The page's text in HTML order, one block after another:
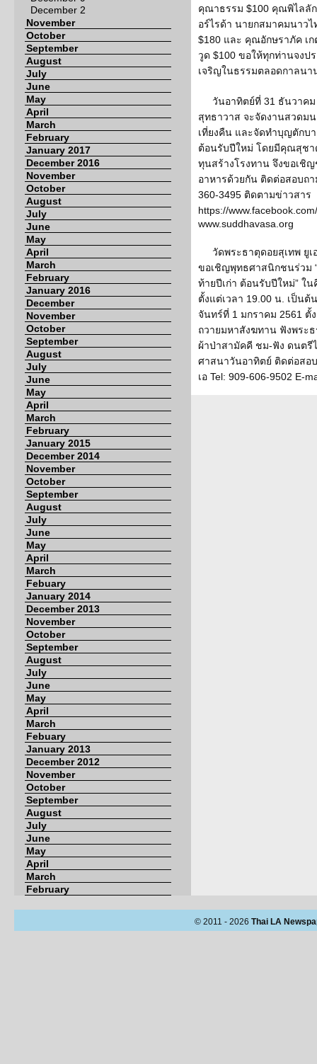
December 2
November
October
September
August
July
June
May
April
March
February
January 2017
December 2016
November
October
August
July
June
May
April
March
February
January 2016
December
November
October
September
August
July
June
May
April
March
February
January 2015
December 2014
November
October
September
August
July
June
May
April
March
Febuary
January 2014
December 2013
November
October
September
August
July
June
May
April
March
Febuary
January 2013
December 2012
November
October
September
August
July
June
May
April
March
February
คุณาธรรม $100 คุณพิไลลั
อร์ไรด้า นายกสมาคมนาว
$180 และ คุณอักษราภัค เก
วูด $100 ขอให้ทุกท่านจง
เจริญในธรรมตลอดกาลนา
วันอาทิตย์ที่ 31 ธันวาค
สุทธาวาส จะจัดงานสวดม
เที่ยงคืน และจัดทำบุญตักบ
ต้อนรับปีใหม่ โดยมีคุณสุชา
ทุนสร้างโรงทาน จึงขอเชิ
อาหารด้วยกัน ติดต่อสอบถ
360-3495 ติดตามข่าวสาร
https://
www.suddhavasa.org
วัดพระธาตุดอยสุเทพ ยู
ขอเชิญพุทธศาสนิกชนร่วม
ท้ายปีเก่า ต้อนรับปีใหม่” ใ
ตั้งแต่เวลา 19.00 น. เป็น
จันทร์ที่ 1 มกราคม 2561 ตั้
ถวายมหาสังฆทาน ฟังพระ
ผ้าป่าสามัคคี ชม-ฟัง ดนตรี
ศาสนาวันอาทิตย์ ติดต่อสอ
เอ Tel: 909-606-9502 E-
© 2011 - 2026 Thai LA